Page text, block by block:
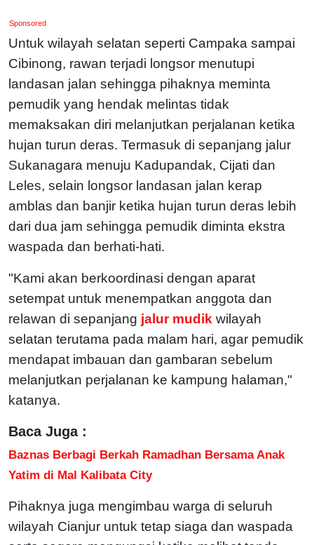
Sponsored
Untuk wilayah selatan seperti Campaka sampai
Cibinong, rawan terjadi longsor menutupi
landasan jalan sehingga pihaknya meminta
pemudik yang hendak melintas tidak
memaksakan diri melanjutkan perjalanan ketika
hujan turun deras. Termasuk di sepanjang jalur
Sukanagara menuju Kadupandak, Cijati dan
Leles, selain longsor landasan jalan kerap
amblas dan banjir ketika hujan turun deras lebih
dari dua jam sehingga pemudik diminta ekstra
waspada dan berhati-hati.
"Kami akan berkoordinasi dengan aparat
setempat untuk menempatkan anggota dan
relawan di sepanjang jalur mudik wilayah
selatan terutama pada malam hari, agar pemudik
mendapat imbauan dan gambaran sebelum
melanjutkan perjalanan ke kampung halaman,"
katanya.
Baca Juga :
Baznas Berbagi Berkah Ramadhan Bersama Anak
Yatim di Mal Kalibata City
Pihaknya juga mengimbau warga di seluruh
wilayah Cianjur untuk tetap siaga dan waspada